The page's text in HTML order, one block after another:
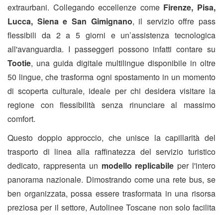
extraurbani. Collegando eccellenze come Firenze, Pisa,
Lucca, Siena e San Gimignano, il servizio offre pass
flessibili da 2 a 5 giorni e un’assistenza tecnologica
all'avanguardia. I passeggeri possono infatti contare su
Tootie, una guida digitale multilingue disponibile in oltre
50 lingue, che trasforma ogni spostamento in un momento
di scoperta culturale, ideale per chi desidera visitare la
regione con flessibilità senza rinunciare al massimo
comfort.
Questo doppio approccio, che unisce la capillarità del
trasporto di linea alla raffinatezza del servizio turistico
dedicato, rappresenta un modello replicabile per l'intero
panorama nazionale. Dimostrando come una rete bus, se
ben organizzata, possa essere trasformata in una risorsa
preziosa per il settore, Autolinee Toscane non solo facilita